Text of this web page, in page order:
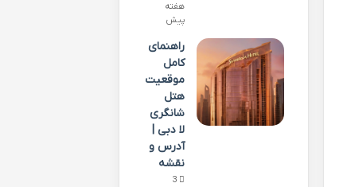
هفته
پیش
راهنمای
کامل
موقعیت
هتل
شانگری
لا دبی |
آدرس و
نقشه
3